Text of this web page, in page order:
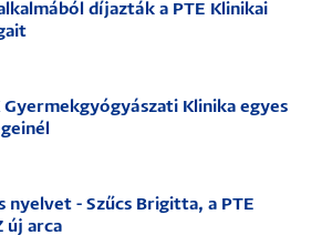
díjazták a PTE Klinikai
Gyermekgyógyászati Klinika egyes
nyelvet - Szűcs Brigitta, a PTE
új arca